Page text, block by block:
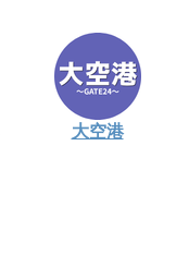
大空港